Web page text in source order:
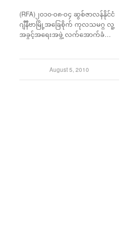
(RFA)၂၀၁၀-ဝ၈-ဝ၄ ဆွစ်ဇာလန်နိုင်ငံ
ဂျီနီဗာမြို့အခြေစိုက် ကုလသမဂ္ဂ လူ့
အခွင့်အရေးအဖွဲ့ လက်အောက်ခံ…
August 5, 2010